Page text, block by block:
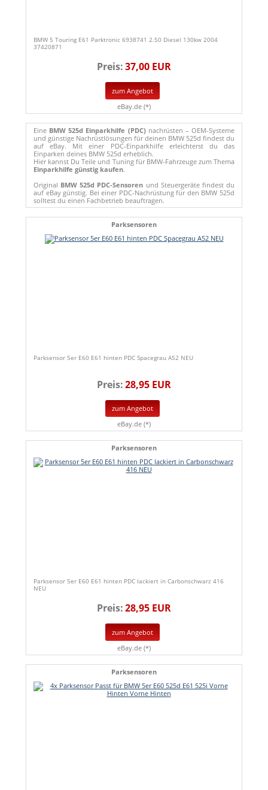
BMW 5 Touring E61 Parktronic 6938741 2.50 Diesel 130kw 2004
37420871
Preis:37,00 EUR
zum Angebot
eBay.de (*)
Eine BMW 525d Einparkhilfe (PDC)nachrüsten – OEM-Systeme
und günstige Nachrüstlösungen für deinen BMW 525d findest du
auf eBay. Mit einer PDC-Einparkhilfe erleichterst du das
Einparken deines BMW 525d erheblich.
Hier kannst Du Teile und Tuning für BMW-Fahrzeuge zum Thema
Einparkhilfe günstig kaufen.
Original BMW 525d PDC-Sensoren und Steuergeräte findest du
auf eBay günstig. Bei einer PDC-Nachrüstung für den BMW 525d
solltest du einen Fachbetrieb beauftragen.
Parksensoren
Parksensor 5er E60 E61 hinten PDC Spacegrau A52 NEU
Preis:28,95 EUR
zum Angebot
eBay.de (*)
Parksensoren
Parksensor 5er E60 E61 hinten PDC lackiert in Carbonschwarz 416
NEU
Preis:28,95 EUR
zum Angebot
eBay.de (*)
Parksensoren